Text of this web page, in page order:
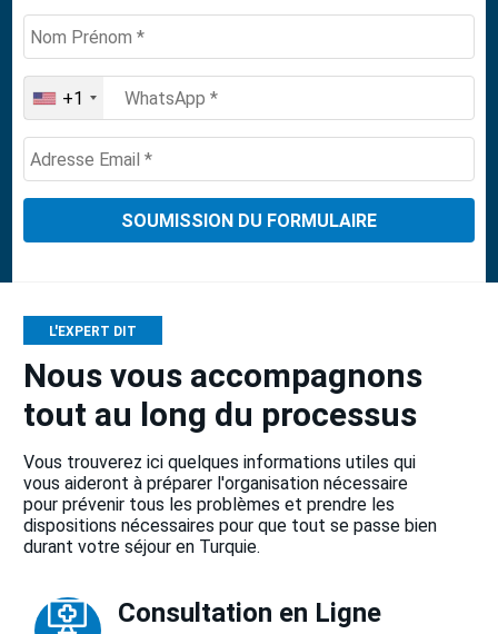
United
States
+1
+1
L'EXPERT DIT
Nous vous accompagnons
tout au long du processus
Vous trouverez ici quelques informations utiles qui
vous aideront à préparer l'organisation nécessaire
pour prévenir tous les problèmes et prendre les
dispositions nécessaires pour que tout se passe bien
durant votre séjour en Turquie.
Consultation en Ligne